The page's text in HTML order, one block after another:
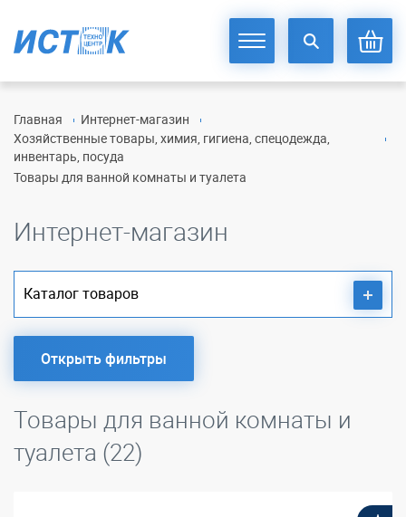
Главная
Интернет-магазин
Хозяйственные товары, химия, гигиена, спецодежда,
инвентарь, посуда
Товары для ванной комнаты и туалета
Интернет-магазин
Каталог товаров
Открыть фильтры
Товары для ванной комнаты и
туалета (22)